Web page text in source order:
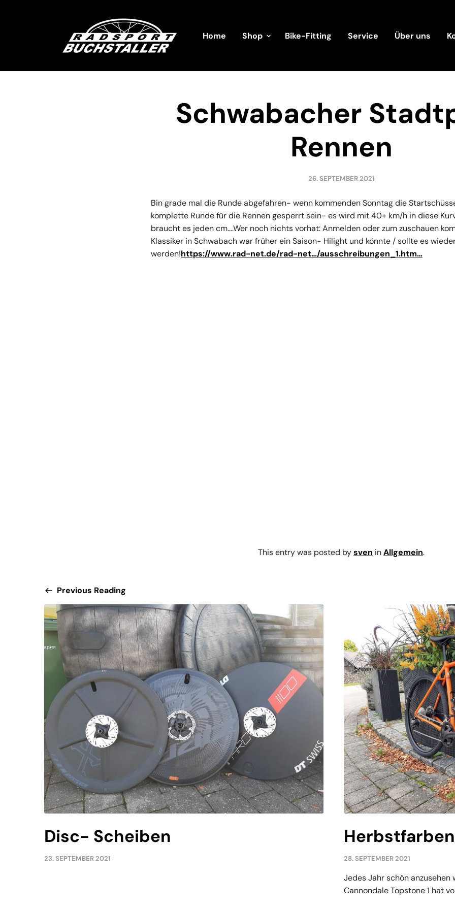
Home Shop Bike-Fitting Service Über uns
Schwabacher
Rennen
26. SEPTEMBER 2021
Bin grade mal die Runde abgefahren- wenn kommenden Sonntag die
komplette Runde für die Rennen gesperrt sein- es wird mit 40+ km/h in diese
braucht es jeden cm….Wer noch nichts vorhat: Anmelden oder zum zuschauen
Klassiker in Schwabach war früher ein Saison- Hilight und könnte / sollte es
werden!https://www.rad-net.de/rad-net…/ausschreibungen_1.htm…
This entry was posted bysven inAllgemein.
Previous Reading
Disc- Scheiben
23. SEPTEMBER 2021
Herbstfarben
28. SEPTEMBER 2021
Jedes Jahr schön
Cannondale Topstone 1 hat